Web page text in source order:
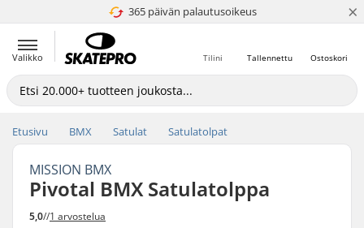
365 päivän palautusoikeus
4.8 / 5 ×
Valikko Ostoskori
Tallennettu
Tilini
Etusivu BMX Satulat Satulatolpat
MISSION BMX
Pivotal BMX Satulatolppa
5,0//1 arvostelua